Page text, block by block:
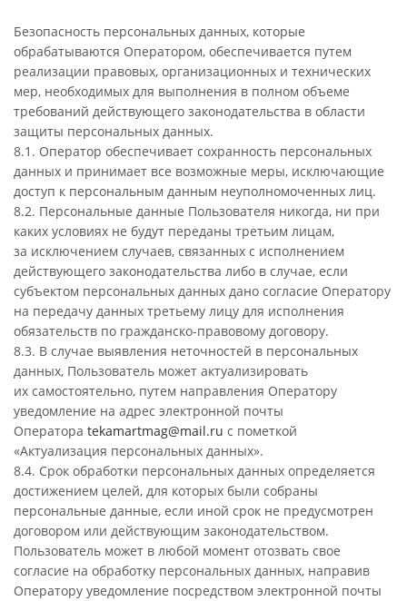
Безопасность персональных данных, которые
обрабатываются Оператором, обеспечивается путем
реализации правовых, организационных и технических
мер, необходимых для выполнения в полном объеме
требований действующего законодательства в области
защиты персональных данных.
8.1. Оператор обеспечивает сохранность персональных
данных и принимает все возможные меры, исключающие
доступ к персональным данным неуполномоченных лиц.
8.2. Персональные данные Пользователя никогда, ни при
каких условиях не будут переданы третьим лицам,
за исключением случаев, связанных с исполнением
действующего законодательства либо в случае, если
субъектом персональных данных дано согласие Оператору
на передачу данных третьему лицу для исполнения
обязательств по гражданско-правовому договору.
8.3. В случае выявления неточностей в персональных
данных, Пользователь может актуализировать
их самостоятельно, путем направления Оператору
уведомление на адрес электронной почты
Оператора tekamartmag@mail.ru с пометкой
«Актуализация персональных данных».
8.4. Срок обработки персональных данных определяется
достижением целей, для которых были собраны
персональные данные, если иной срок не предусмотрен
договором или действующим законодательством.
Пользователь может в любой момент отозвать свое
согласие на обработку персональных данных, направив
Оператору уведомление посредством электронной почты